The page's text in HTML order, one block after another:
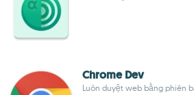
Chrome Dev
Luôn duyệt web bằng phiên